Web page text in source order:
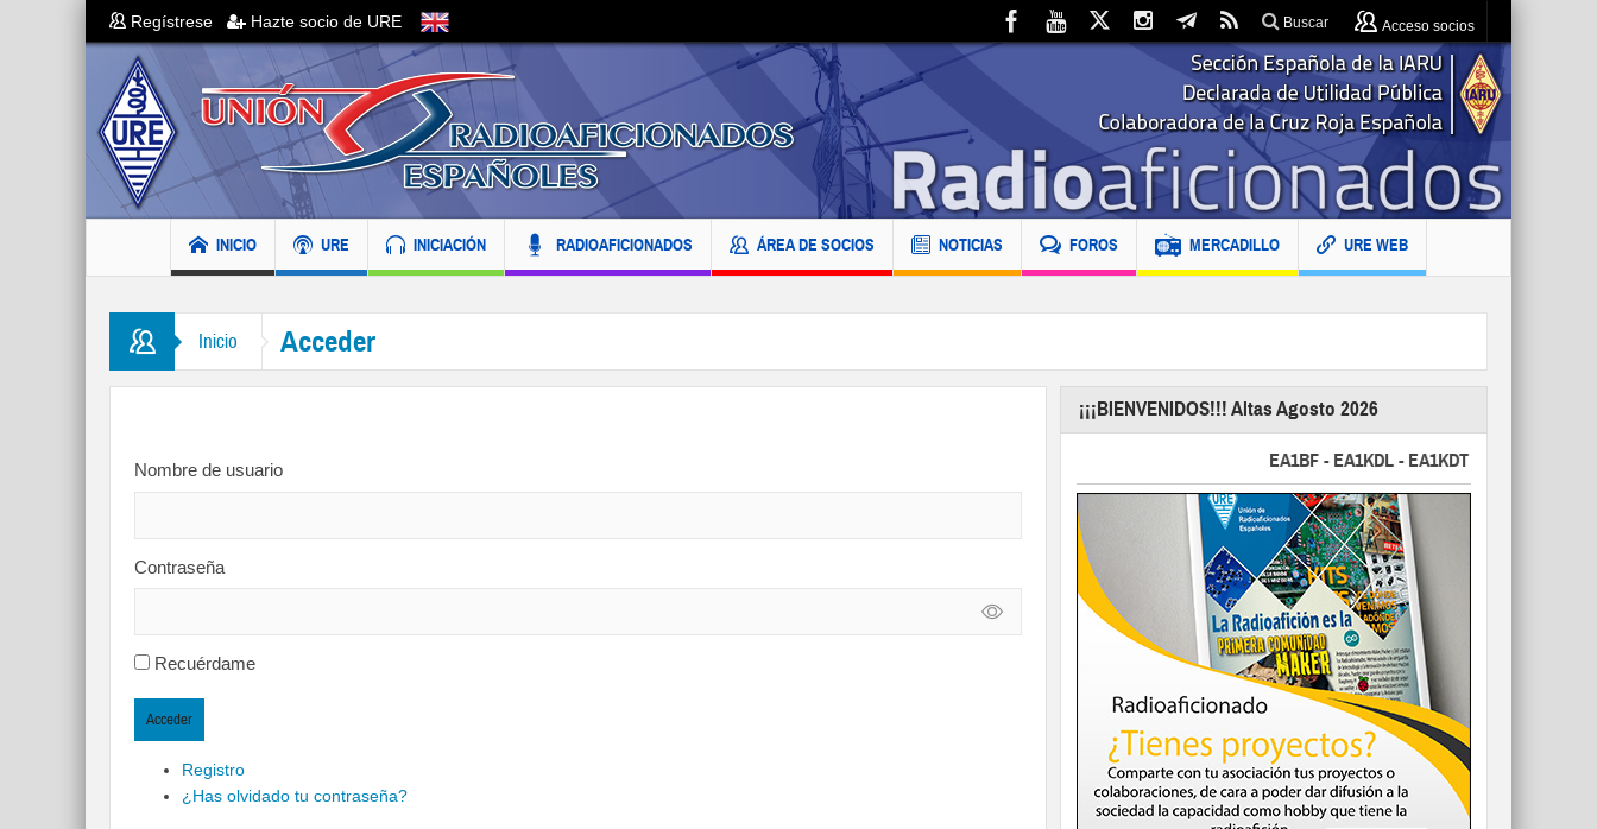
Regístrese Hazte socio de URE Buscar Acceso socios
INICIO URE INICIACIÓN RADIOAFICIONADOS ÁREA DE SOCIOS NOTICIAS FOROS MERCADILLO URE WEB
Inicio Acceder
Nombre de usuario
Contraseña
Recuérdame
Acceder
Registro
¿Has olvidado tu contraseña?
¡¡¡BIENVENIDOS!!! Altas Agosto 2026
EA1BF - EA1KDL - EA1KDT - EA2FBJ - EA2FJU